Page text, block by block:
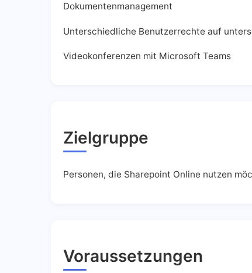
Dokumentenmanagement
Unterschiedliche Benutzerrechte auf
Videokonferenzen mit Microsoft Teams
Zielgruppe
Personen, die Sharepoint Online nutzen
Voraussetzungen